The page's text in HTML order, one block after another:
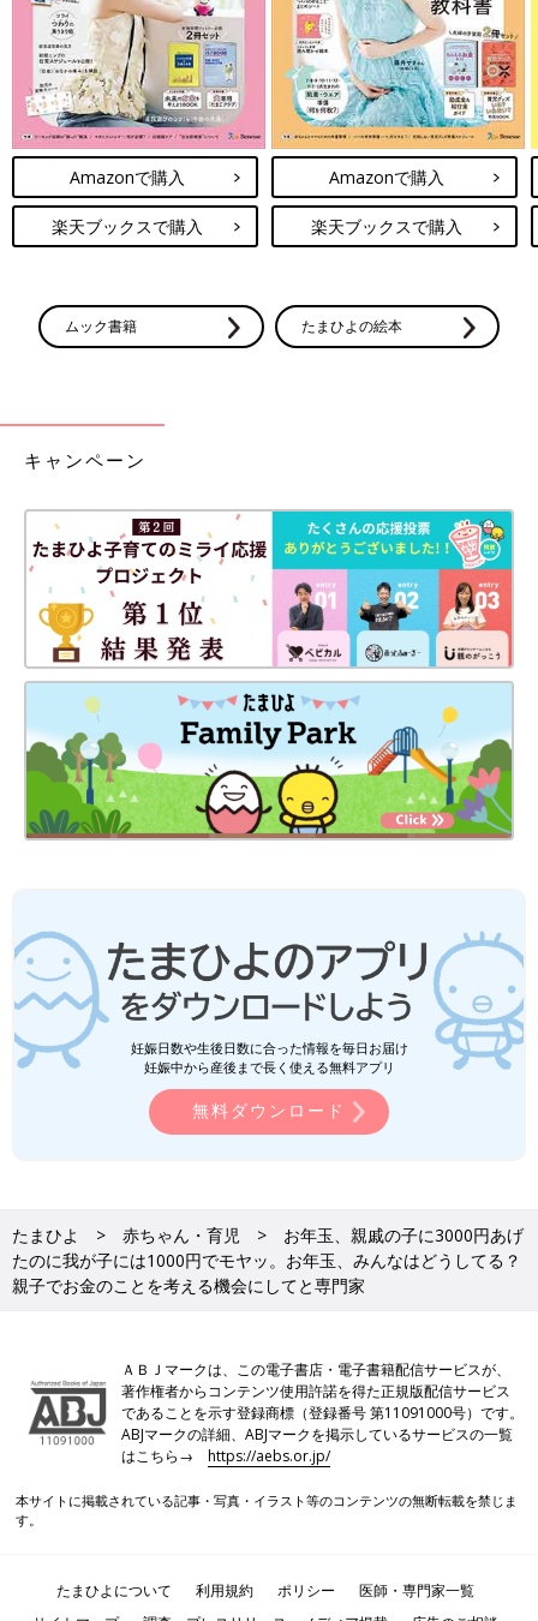
Amazonで購入
楽天ブックスで購入
Amazonで購入
楽天ブックスで購入
ムック書籍 たまひよの絵本
キャンペーン
妊娠日数や生後日数に合った情報を毎日お届け
妊娠中から産後まで長く使える無料アプリ
無料ダウンロード
たまひよ 赤ちゃん・育児
お年玉、親戚の子に3000円あげ
たのに我が子には1000円でモヤッ。お年玉、みんなはどうしてる？
親子でお金のことを考える機会にしてと専門家
ＡＢＪマークは、この電子書店・電子書籍配信サービスが、
著作権者からコンテンツ使用許諾を得た正規版配信サービス
であることを示す登録商標（登録番号 第11091000号）です。
ABJマークの詳細、ABJマークを掲示しているサービスの一覧
はこちら→https://aebs.or.jp/
本サイトに掲載されている記事・写真・イラスト等のコンテンツの無断転載を禁じま
す。
たまひよについて 利用規約 ポリシー
医師・専門家一覧